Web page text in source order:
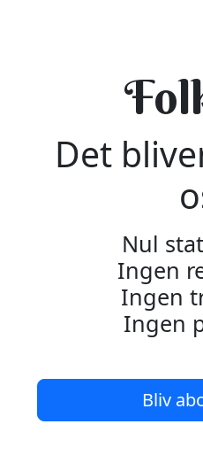
Det
Nul
Ingen
Ingen
Ingen
Bliv